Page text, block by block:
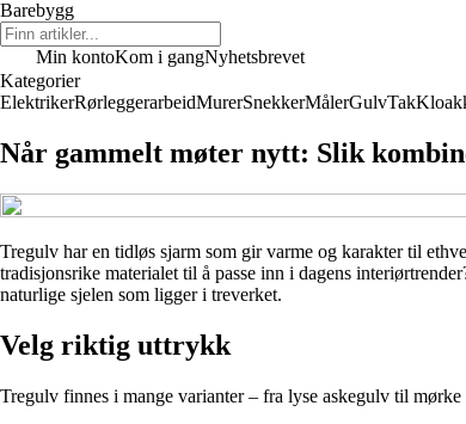
Barebygg
Min kontoKom i gangNyhetsbrevet
Kategorier
ElektrikerRørleggerarbeidMurerSnekkerMålerGulvTak
Når gammelt møter nytt: Slik
Tregulv har en tidløs sjarm som gir varme og karakter til
tradisjonsrike materialet til å passe inn i dagens
naturlige sjelen som ligger i treverket.
Velg riktig uttrykk
Tregulv finnes i mange varianter – fra lyse askegulv til